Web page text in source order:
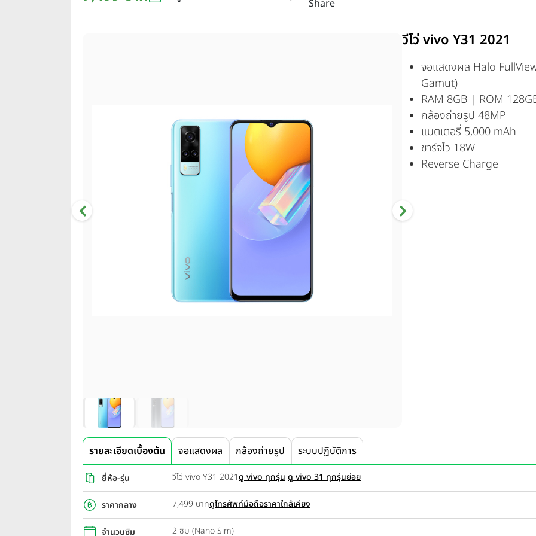
Share
วีโว่ vivo Y31 2021
จอแสดงผล Halo
Gamut)
RAM 8GB | ROM
กล้องถ่ายรูป 48MP
แบตเตอรี่ 5,000 mAh
ชาร์จไว 18W
Reverse Charge
รายละเอียดเบื้องต้น จอแสดงผล กล้องถ่ายรูป ระบบปฏิบัติการ
ยี่ห้อ-รุ่น วีโว่ vivo Y31 2021ดู vivo ทุกรุ่น ดู vivo 31 ทุกรุ่นย่อย
ราคากลาง 7,499 บาทดูโทรศัพท์มือถือราคาใกล้เคียง
จำนวนซิม 2 ซิม (Nano Sim)